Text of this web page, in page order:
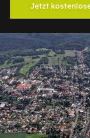
Jetzt